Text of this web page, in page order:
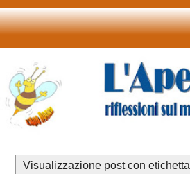
Visualizzazione post con etichetta